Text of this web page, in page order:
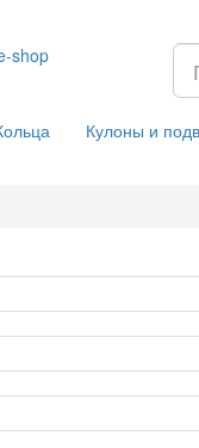
Кулоны и